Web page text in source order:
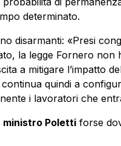
determinato.
disarmanti: «Presi
la legge Fornero
a mitigare l’impatto
continua quindi a
i lavoratori che
ministro Polettiforse